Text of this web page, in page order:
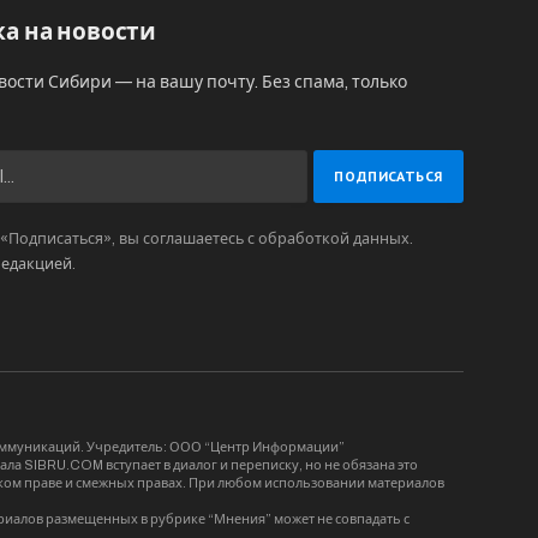
на новости
Сибири — на вашу почту. Без спама, только
вы соглашаетесь с обработкой данных.
.
Учредитель: ООО “Центр Информации”
SIBRU.COM вступает в диалог и переписку, но не обязана это
праве и смежных правах. При любом использовании материалов
размещенных в рубрике “Мнения” может не совпадать с